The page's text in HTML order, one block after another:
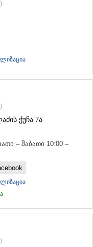
)
)
ქუჩა 7ა
– შაბათი 10:00 –
)